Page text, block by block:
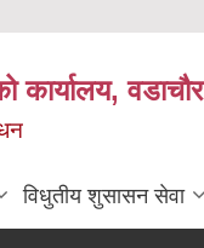
कार्यालय,
विधुतीय शुसासन सेवा